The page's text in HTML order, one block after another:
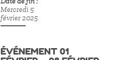
Mercredi 5
février 2025
ÉVÉNEMENT 01